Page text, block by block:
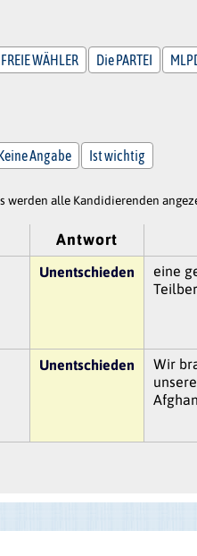
FREIE WÄHLER Die PARTEI
Angabe Ist wichtig
werden alle Kandidierenden
Antwort
Unentschieden
eine
Unentschieden
Wir